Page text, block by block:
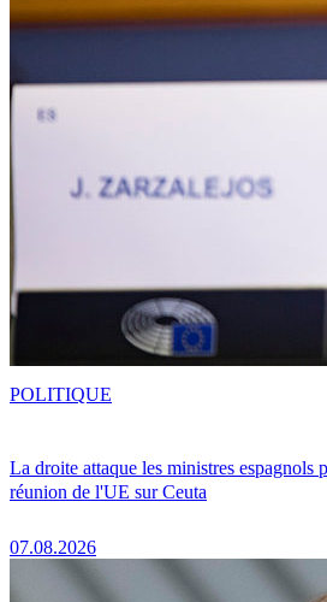
La droite attaque les ministres espagnols
réunion de l'UE sur Ceuta
07.08.2026
POLITIQUE